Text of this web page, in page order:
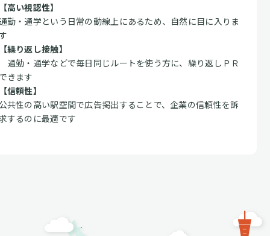
高い視認性】
勤・通学という日常の動線上にあるため、自然に目に入りま
繰り返し接触】
勤・通学などで毎日同じルートを使う方に、繰り返しＰＲ
きます
信頼性】
共性の高い駅空間で広告掲出することで、企業の信頼性を訴
するのに最適です